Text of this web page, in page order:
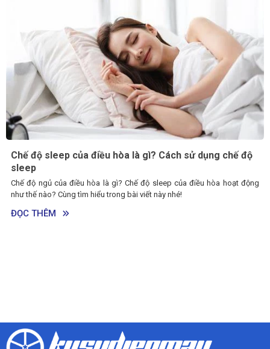
Chế độ sleep của điều hòa là gì? Cách sử dụng chế độ
sleep
Chế độ ngủ của điều hòa là gì? Chế độ sleep của điều hòa hoạt động
như thế nào? Cùng tìm hiểu trong bài viết này nhé!
ĐỌC THÊM